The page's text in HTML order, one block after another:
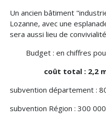
Un ancien bâtiment
Lozanne, avec une
sera aussi lieu de
Budget : en chiffres
coût total : 2,2
subvention département :
subvention Région : 300